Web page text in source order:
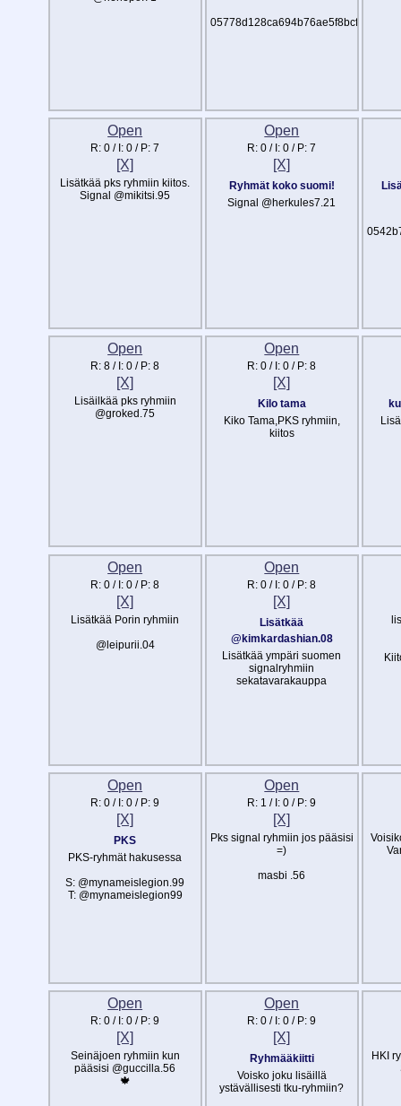
Open
R:0 / I:0 / P:7
[X]
Lisätkää pks ryhmiin kiitos.
Signal @mikitsi.95
Open
R:0 / I:0 / P:7
[X]
Ryhmät koko suomi!
Signal @herkules7.21
Open
R:8 / I:0 / P:8
[X]
Lisäilkää pks ryhmiin
@groked.75
Open
R:0 / I:0 / P:8
[X]
Kilo tama
Kiko Tama,PKS ryhmiin,
kiitos
Open
R:0 / I:0 / P:8
[X]
Lisätkää Porin ryhmiin
@leipurii.04
Open
R:0 / I:0 / P:8
[X]
Lisätkää
@kimkardashian.08
Lisätkää ympäri suomen
signalryhmiin
sekatavarakauppa
Open
R:0 / I:0 / P:9
[X]
PKS
PKS-ryhmät hakusessa
S: @mynameislegion.99
T: @mynameislegion99
Open
R: 1 / I:0 / P:9
[X]
Pks signal ryhmiin jos pääsisi
=)
masbi .56
Open
R:0 / I:0 / P:9
[X]
Seinäjoen ryhmiin kun
pääsisi @guccilla.56
🍁
Open
R:0 / I:0 / P:9
[X]
Ryhmääkiitti
Voisko joku lisäillä
ystävällisesti tku-ryhmiin?
HKI